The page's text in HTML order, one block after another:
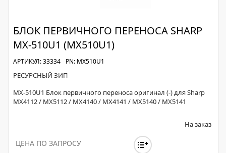
БЛОК ПЕРВИЧНОГО ПЕРЕНОСА SHARP
MX-510U1 (MX510U1)
АРТИКУЛ: 33334 PN: MX510U1
РЕСУРСНЫЙ ЗИП
MX-510U1 Блок первичного переноса оригинал (-) для Sharp
MX4112 / MX5112 / MX4140 / MX4141 / MX5140 / MX5141
На заказ
ЦЕНА ПО ЗАПРОСУ